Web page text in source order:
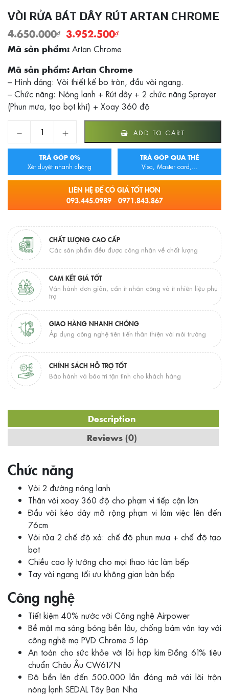
VÒI RỬA BÁT DÂY RÚT ARTAN CHROME
4.650.000₫ 3.952.500₫
Mã sản phẩm: Artan Chrome
Mã sản phẩm: Artan Chrome
– Hình dáng: Vòi thiết kế bo tròn, đầu vòi ngang.
– Chức năng: Nóng lạnh + Rút dây + 2 chức năng Sprayer
(Phun mưa, tạo bọt khí) + Xoay 360 độ
ADD TO CART
TRẢ GÓP 0%
Xét duyệt nhanh chóng
TRẢ GÓP QUA THẺ
Visa, Master card,...
LIÊN HỆ ĐỂ CÓ GIÁ TỐT HƠN
093.445.0989 - 0971.843.867
CHẤT LƯỢNG CAO CẤP
Các sản phẩm đều được công nhận về chất lượng
CAM KẾT GIÁ TỐT
Vận hành đơn giản, cần ít nhân công và ít nhiên liệu phụ
trợ
GIAO HÀNG NHANH CHÓNG
Áp dụng công nghệ tiên tiến thân thiện với môi trường
CHÍNH SÁCH HỖ TRỢ TỐT
Bảo hành và bảo trì tận tình cho khách hàng
Description
Reviews (0)
Chức năng
Vòi 2 đường nóng lạnh
Thân vòi xoay 360 độ cho phạm vi tiếp cận lớn
Đầu vòi kéo dây mở rộng phạm vi làm việc lên đến
76cm
Vòi rửa 2 chế độ xả: chế độ phun mưa + chế độ tạo
bọt
Chiều cao lý tưởng cho mọi thao tác làm bếp
Tay vòi ngang tối ưu không gian bàn bếp
Công nghệ
Tiết kiệm 40% nước với Công nghệ Airpower
Bề mặt mạ sáng bóng bền lâu, chống bám vân tay với
công nghệ mạ PVD Chrome 5 lớp
An toàn cho sức khỏe với lõi hợp kim Đồng 61% tiêu
chuẩn Châu Âu CW617N
Độ bền lên đến 500.000 lần đóng mở với lõi trộn
nóng lạnh SEDAL Tây Ban Nha